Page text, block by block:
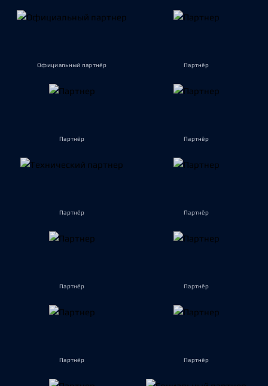
Официальный партнёр Партнёр
Партнёр Партнёр
Партнёр Партнёр
Партнёр Партнёр
Партнёр Партнёр